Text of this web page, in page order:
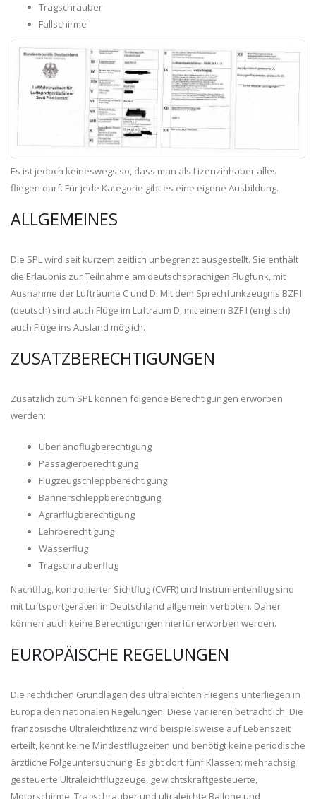
Tragschrauber
Fallschirme
Es ist jedoch keineswegs so, dass man als Lizenzinhaber alles
fliegen darf. Für jede Kategorie gibt es eine eigene Ausbildung.
ALLGEMEINES
Die SPL wird seit kurzem zeitlich unbegrenzt ausgestellt. Sie enthält
die Erlaubnis zur Teilnahme am deutschsprachigen Flugfunk, mit
Ausnahme der Lufträume C und D. Mit dem Sprechfunkzeugnis BZF II
(deutsch) sind auch Flüge im Luftraum D, mit einem BZF I (englisch)
auch Flüge ins Ausland möglich.
ZUSATZBERECHTIGUNGEN
Zusätzlich zum SPL können folgende Berechtigungen erworben
werden:
Überlandflugberechtigung
Passagierberechtigung
Flugzeugschleppberechtigung
Bannerschleppberechtigung
Agrarflugberechtigung
Lehrberechtigung
Wasserflug
Tragschrauberflug
Nachtflug, kontrollierter Sichtflug (CVFR) und Instrumentenflug sind
mit Luftsportgeräten in Deutschland allgemein verboten. Daher
können auch keine Berechtigungen hierfür erworben werden.
EUROPÄISCHE REGELUNGEN
Die rechtlichen Grundlagen des ultraleichten Fliegens unterliegen in
Europa den nationalen Regelungen. Diese variieren beträchtlich. Die
französische Ultraleichtlizenz wird beispielsweise auf Lebenszeit
erteilt, kennt keine Mindestflugzeiten und benötigt keine periodische
ärztliche Folgeuntersuchung. Es gibt dort fünf Klassen: mehrachsig
gesteuerte Ultraleichtflugzeuge, gewichtskraftgesteuerte,
Motorschirme, Tragschrauber und ultraleichte Ballone und